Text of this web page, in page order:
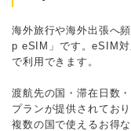
海外旅行や海外出張へ
p eSIM」です。eSIM
で利用できます。
渡航先の国・滞在日数
プランが提供されてお
複数の国で使えるお得